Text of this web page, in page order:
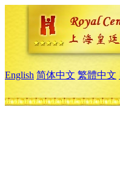
English 简体中文 繁體中文